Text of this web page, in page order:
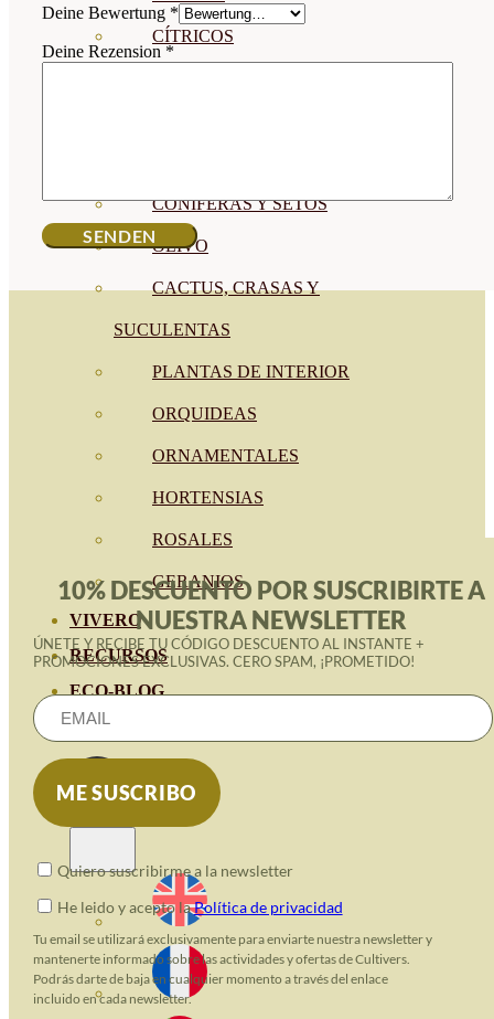
CÍTRICOS
CONÍFERAS Y SETOS
OLIVO
CACTUS, CRASAS Y
SUCULENTAS
PLANTAS DE INTERIOR
ORQUIDEAS
ORNAMENTALES
HORTENSIAS
ROSALES
GERANIOS
VIVERO
RECURSOS
ECO-BLOG
KONTAKT
Deine Bewertung *
Deine Rezension *
10% DESCUENTO POR SUSCRIBIRTE A
NUESTRA NEWSLETTER
ÚNETE Y RECIBE TU CÓDIGO DESCUENTO AL INSTANTE +
PROMOCIONES EXCLUSIVAS. CERO SPAM, ¡PROMETIDO!
Quiero suscribirme a la newsletter
He leido y acepto laPolítica de privacidad
Tu email se utilizará exclusivamente para enviarte nuestra newsletter y
mantenerte informado sobre las actividades y ofertas de Cultivers.
Podrás darte de baja en cualquier momento a través del enlace
incluido en cada newsletter.